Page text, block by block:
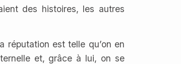
des histoires, les autres
réputation est telle qu’on en
et, grâce à lui, on se